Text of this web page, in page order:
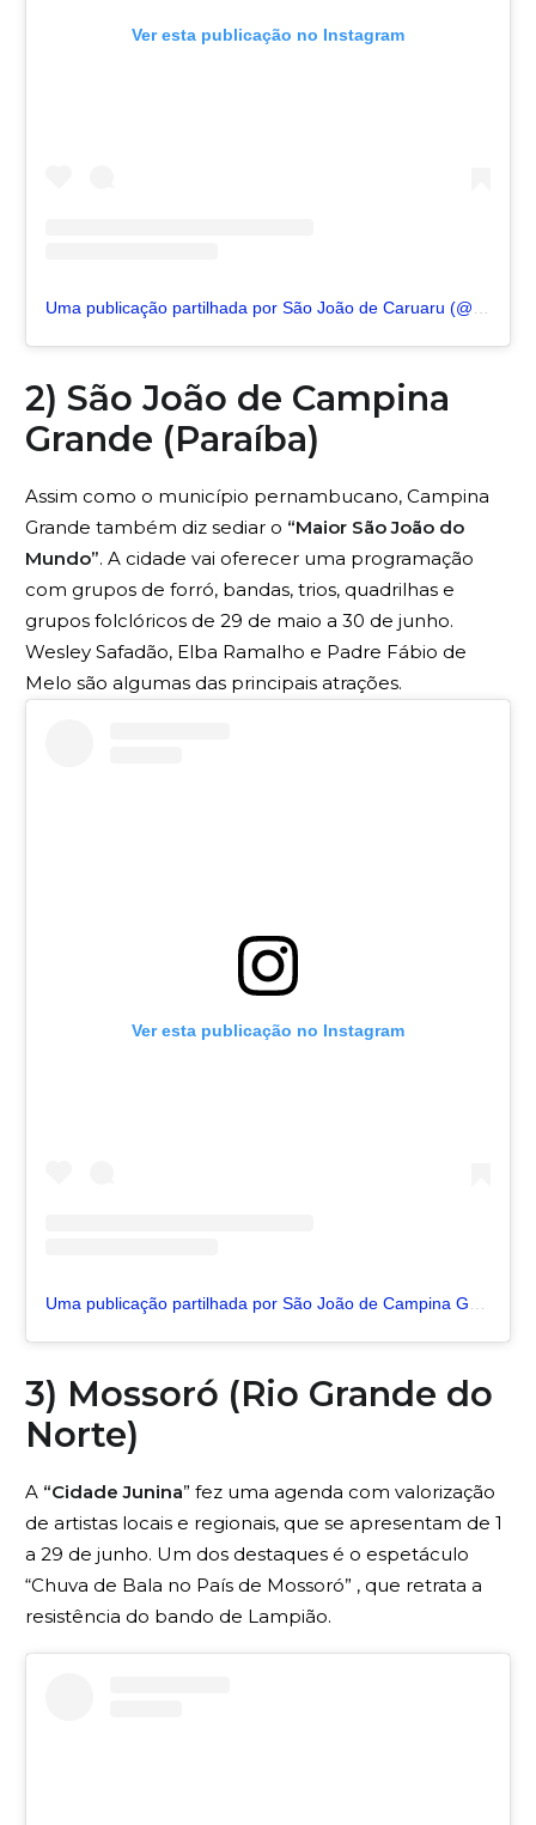
Ver esta publicação no Instagram
2) São João de Campina
Grande (Paraíba)
Assim como o município pernambucano, Campina
Grande também diz sediar o “Maior São João do
Mundo”. A cidade vai oferecer uma programação
com grupos de forró, bandas, trios, quadrilhas e
grupos folclóricos de 29 de maio a 30 de junho.
Wesley Safadão, Elba Ramalho e Padre Fábio de
Melo são algumas das principais atrações.
Ver esta publicação no Instagram
3) Mossoró (Rio Grande do
Norte)
A “Cidade Junina” fez uma agenda com valorização
de artistas locais e regionais, que se apresentam de 1
a 29 de junho. Um dos destaques é o espetáculo
“Chuva de Bala no País de Mossoró” , que retrata a
resistência do bando de Lampião.